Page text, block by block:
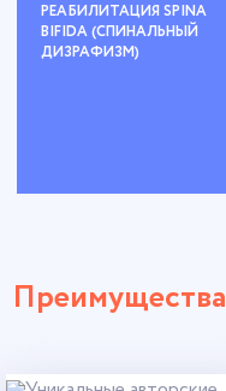
РЕАБИЛИТАЦИЯ SPINA
BIFIDA (СПИНАЛЬНЫЙ
ДИЗРАФИЗМ)
Преимущества